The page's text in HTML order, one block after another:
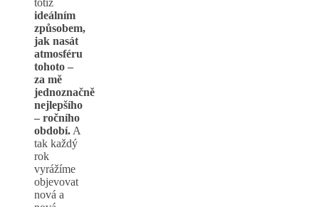
ideálním
způsobem,
jak nasát
atmosféru
tohoto –
za mě
jednoznačně
nejlepšího
– ročního
období. A
tak každý
rok
vyrážíme
objevovat
nová a